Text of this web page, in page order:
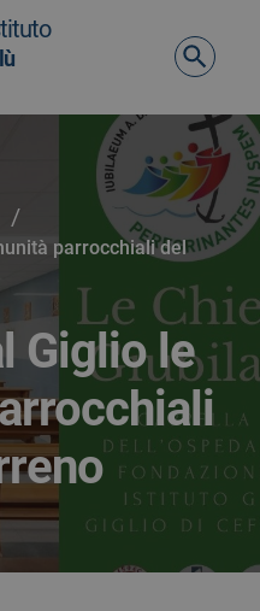
/
parrocchiali del
Giglio le